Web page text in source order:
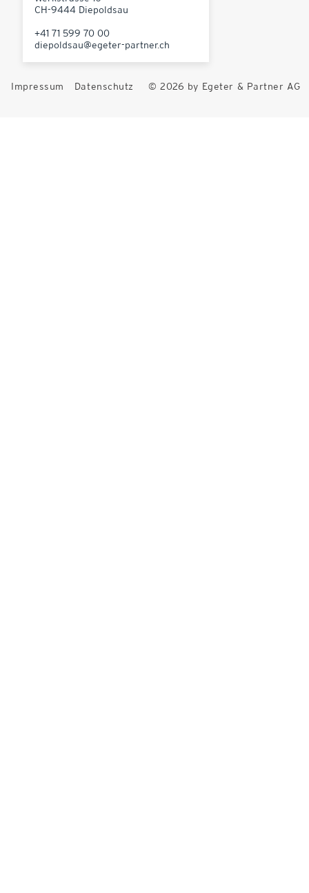
CH-9444 Diepoldsau
+41 71 599 70 00
diepoldsau@egeter-partner.ch
Impressum Datenschutz © 2026 by Egeter & Partner AG